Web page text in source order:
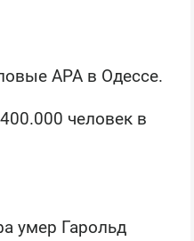
АРА в Одессе.
человек в
умер Гарольд